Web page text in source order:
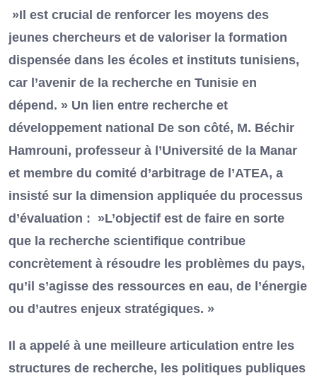
»Il est crucial de renforcer les moyens des
jeunes chercheurs et de valoriser la formation
dispensée dans les écoles et instituts tunisiens,
car l’avenir de la recherche en Tunisie en
dépend. » Un lien entre recherche et
développement national De son côté, M. Béchir
Hamrouni, professeur à l’Université de la Manar
et membre du comité d’arbitrage de l’ATEA, a
insisté sur la dimension appliquée du processus
d’évaluation : »L’objectif est de faire en sorte
que la recherche scientifique contribue
concrètement à résoudre les problèmes du pays,
qu’il s’agisse des ressources en eau, de l’énergie
ou d’autres enjeux stratégiques. »
Il a appelé à une meilleure articulation entre les
structures de recherche, les politiques publiques